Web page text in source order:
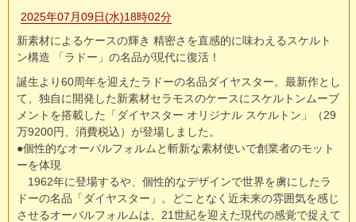
2025年07月09日(水)18時02分
新素材によるケースの輝き 精密さを直感的に味わえるスケルト
ン構造 「ラドー」の名品が現代に復活！
誕生より60周年を迎えたラドーの名品ダイヤスター。最新作とし
て、独自に開発した新素材セラモスのケースにスケルトンムーブ
メントを搭載した「ダイヤスター オリジナル スケルトン」（29
万9200円、消費税込）が登場しました。
●個性的なオーバルフォルムと斬新な素材使いで創業者のモット
ーを体現
1962年に登場するや、個性的なデザインで世界を虜にしたラ
ドーの名品「ダイヤスター」。どことなく近未来の雰囲気を感じ
させるオーバルフォルムは、21世紀を迎えた現代の感覚で捉えて